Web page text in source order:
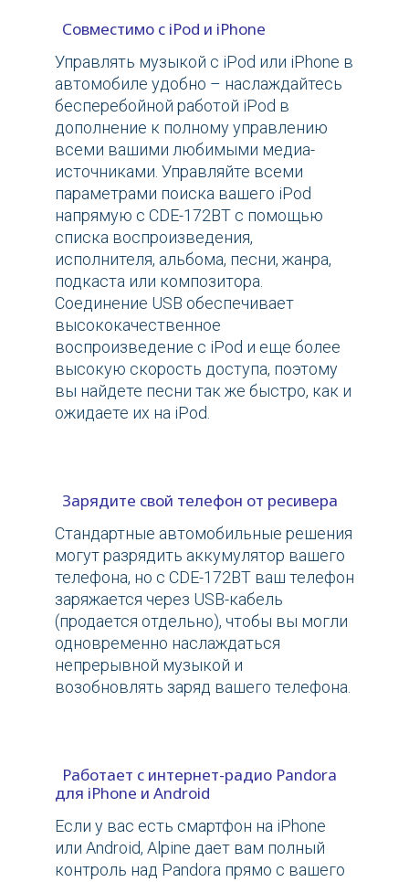
Совместимо с iPod и iPhone
Управлять музыкой с iPod или iPhone в
автомобиле удобно – наслаждайтесь
бесперебойной работой iPod в
дополнение к полному управлению
всеми вашими любимыми медиа-
источниками. Управляйте всеми
параметрами поиска вашего iPod
напрямую с CDE-172BT с помощью
списка воспроизведения,
исполнителя, альбома, песни, жанра,
подкаста или композитора.
Соединение USB обеспечивает
высококачественное
воспроизведение с iPod и еще более
высокую скорость доступа, поэтому
вы найдете песни так же быстро, как и
ожидаете их на iPod.
Зарядите свой телефон от ресивера
Стандартные автомобильные решения
могут разрядить аккумулятор вашего
телефона, но с CDE-172BT ваш телефон
заряжается через USB-кабель
(продается отдельно), чтобы вы могли
одновременно наслаждаться
непрерывной музыкой и
возобновлять заряд вашего телефона.
Работает с интернет-радио Pandora
для iPhone и Android
Если у вас есть смартфон на iPhone
или Android, Alpine дает вам полный
контроль над Pandora прямо с вашего